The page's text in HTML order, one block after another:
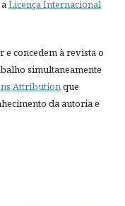
Licença Internacional
e concedem à revista o
simultaneamente
Attributionque
da autoria e